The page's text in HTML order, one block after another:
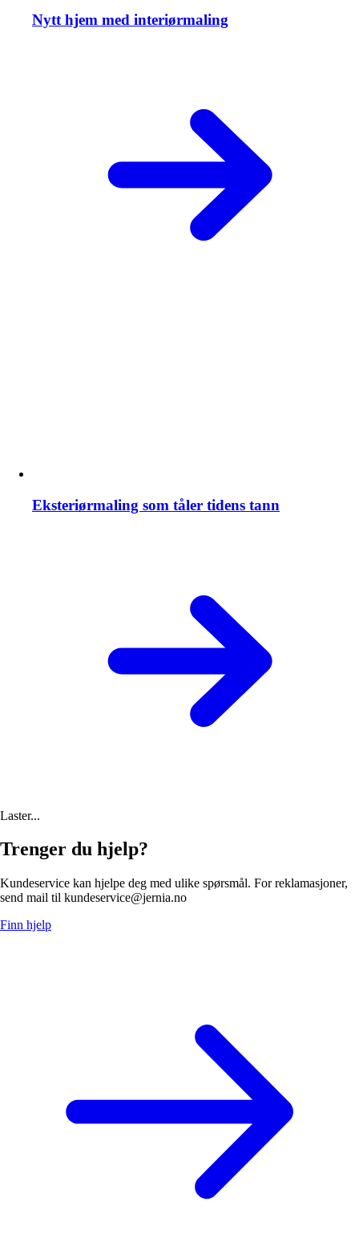
Nytt hjem med interiørmaling
Eksteriørmaling som tåler tidens tann
Laster...
Trenger du hjelp?
Kundeservice kan hjelpe deg med ulike spørsmål. For reklamasjoner,
send mail til kundeservice@jernia.no
Finn hjelp